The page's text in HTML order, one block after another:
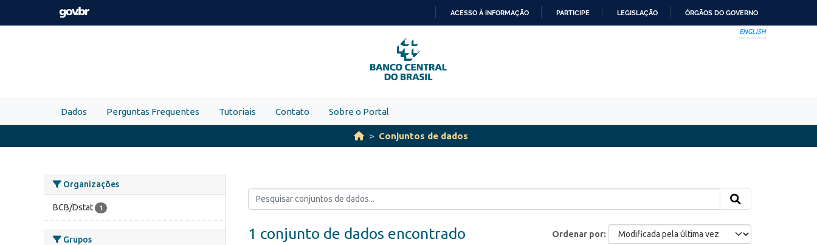
Skip to main content
PARA
O
CONTEÚDO
ACESSO À INFORMAÇÃO PARTICIPE LEGISLAÇÃO ÓRGÃOS DO GOVERNO
ENGLISH
Dados Perguntas Frequentes Tutoriais Contato Sobre o Portal
Conjuntos de dados
Organizações
BCB/Dstat 1
Grupos
Ordenar por
1 conjunto de dados encontrado